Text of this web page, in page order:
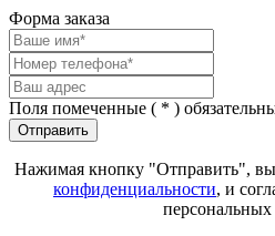
Форма заказа
Поля помеченные ( * )
Отправить
Нажимая кнопку "Отправить", вы
конфиденциальности, и